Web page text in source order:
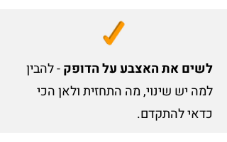
לשים את האצבע על הדופק- להבין
למה יש שינוי, מה התחזית ולאן הכי
כדאי להתקדם.​